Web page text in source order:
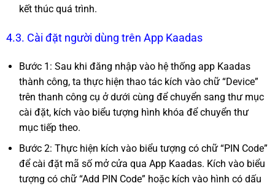
kết thúc quá trình.
4.3. Cài đặt người dùng trên App Kaadas
Bước 1: Sau khi đăng nhập vào hệ thống app Kaadas
thành công, ta thực hiện thao tác kích vào chữ “Device”
trên thanh công cụ ở dưới cùng để chuyển sang thư mục
cài đặt, kích vào biểu tượng hình khóa để chuyển thư
mục tiếp theo.
Bước 2: Thực hiện kích vào biểu tượng có chữ “PIN Code”
để cài đặt mã số mở cửa qua App Kaadas. Kích vào biểu
tượng có chữ “Add PIN Code” hoặc kích vào hình có dấu